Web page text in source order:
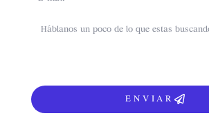
hasta el 90% del proceso de
Las redes sociales son una poderosa
sms
ENVIAR